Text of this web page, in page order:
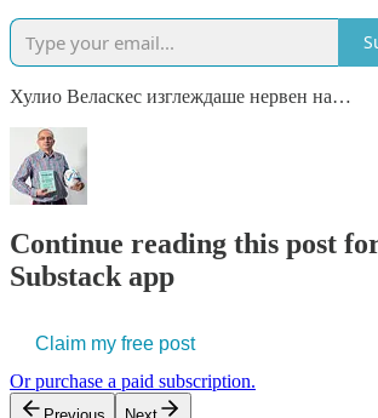
Хулио Веласкес изглеждаше нервен на…
Continue reading this post
Substack app
Claim my free post
Or purchase a paid subscription.